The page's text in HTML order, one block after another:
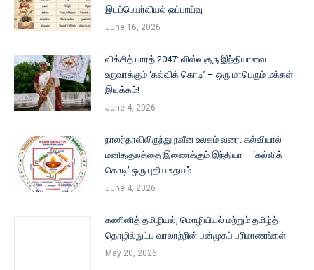
இடப்பெயர்வியல் ஒப்பாய்வு
June 16, 2026
விக்சித் பாரத் 2047: விஸ்வகுரு இந்தியாவை
உருவாக்கும் ‘கல்விக் கொடி’ – ஒரு மாபெரும் மக்கள்
இயக்கம்!
June 4, 2026
நாலந்தாவிலிருந்து நவீன உலகம் வரை: கல்வியால்
மனிதகுலத்தை இணைக்கும் இந்தியா – ‘கல்விக்
கொடி’ ஒரு புதிய உதயம்
June 4, 2026
கணினித் தமிழியல், மொழியியல் மற்றும் தமிழ்த்
தொழில்நுட்ப வரலாற்றின் பன்முகப் பரிமாணங்கள்
May 20, 2026